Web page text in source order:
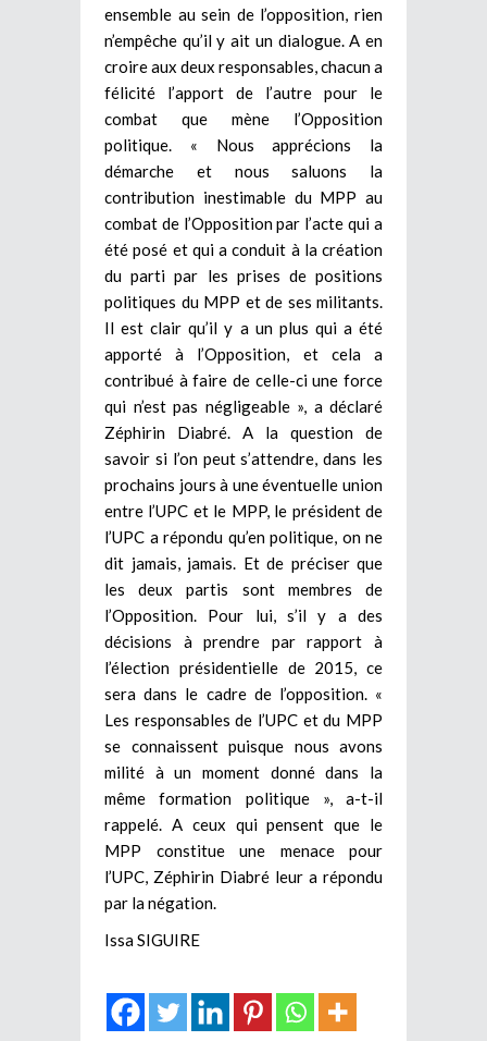
ensemble au sein de l’opposition, rien
n’empêche qu’il y ait un dialogue. A en
croire aux deux responsables, chacun a
félicité l’apport de l’autre pour le
combat que mène l’Opposition
politique. « Nous apprécions la
démarche et nous saluons la
contribution inestimable du MPP au
combat de l’Opposition par l’acte qui a
été posé et qui a conduit à la création
du parti par les prises de positions
politiques du MPP et de ses militants.
Il est clair qu’il y a un plus qui a été
apporté à l’Opposition, et cela a
contribué à faire de celle-ci une force
qui n’est pas négligeable », a déclaré
Zéphirin Diabré. A la question de
savoir si l’on peut s’attendre, dans les
prochains jours à une éventuelle union
entre l’UPC et le MPP, le président de
l’UPC a répondu qu’en politique, on ne
dit jamais, jamais. Et de préciser que
les deux partis sont membres de
l’Opposition. Pour lui, s’il y a des
décisions à prendre par rapport à
l’élection présidentielle de 2015, ce
sera dans le cadre de l’opposition. «
Les responsables de l’UPC et du MPP
se connaissent puisque nous avons
milité à un moment donné dans la
même formation politique », a-t-il
rappelé. A ceux qui pensent que le
MPP constitue une menace pour
l’UPC, Zéphirin Diabré leur a répondu
par la négation.
Issa SIGUIRE